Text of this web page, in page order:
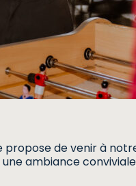
propose de venir à
ambiance